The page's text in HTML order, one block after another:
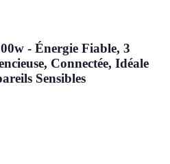
- Énergie Fiable, 3
Connectée, Idéale
Sensibles